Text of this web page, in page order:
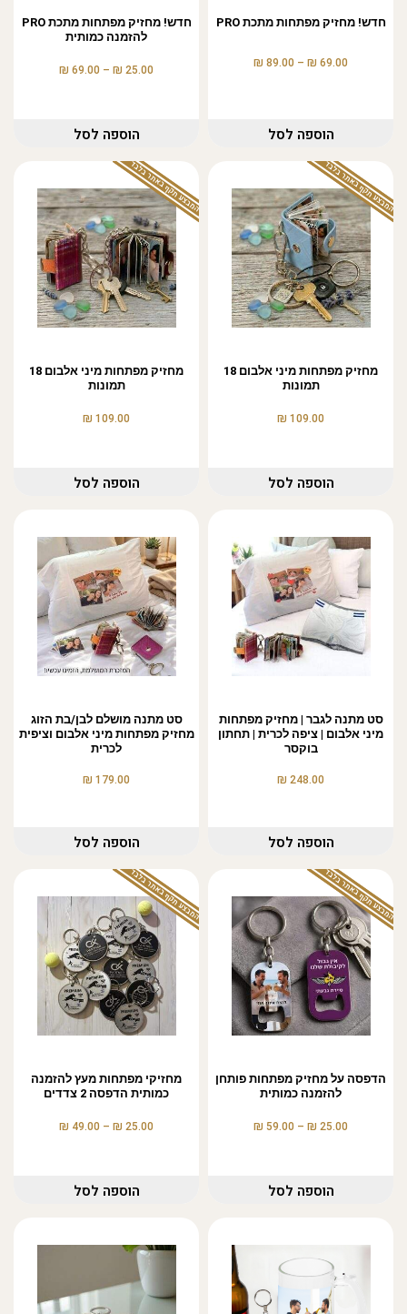
חדש! מחזיק מפתחות מתכת PRO
69.00
₪
–
89.00
₪
הוספה לסל
חדש! מחזיק מפתחות מתכת PRO
להזמנה כמותית
25.00
₪
–
69.00
₪
הוספה לסל
המבצע תקף באתר בלבד
מחזיק מפתחות מיני אלבום 18
תמונות
109.00
₪
הוספה לסל
המבצע תקף באתר בלבד
מחזיק מפתחות מיני אלבום 18
תמונות
109.00
₪
הוספה לסל
סט מתנה לגבר | מחזיק מפתחות
מיני אלבום | ציפה לכרית | תחתון
בוקסר
248.00
₪
הוספה לסל
סט מתנה מושלם לבן/בת הזוג
מחזיק מפתחות מיני אלבום וציפית
לכרית
179.00
₪
הוספה לסל
המבצע תקף באתר בלבד
הדפסה על מחזיק מפתחות פותחן
להזמנה כמותית
25.00
₪
–
59.00
₪
הוספה לסל
המבצע תקף באתר בלבד
מחזיקי מפתחות מעץ להזמנה
כמותית הדפסה 2 צדדים
25.00
₪
–
49.00
₪
הוספה לסל